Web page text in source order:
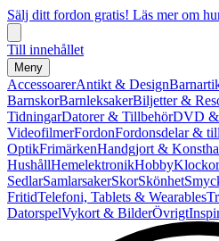
Sälj ditt fordon gratis! Läs mer om
Till innehållet
Meny
AccessoarerAntikt & Design
BarnskorBarnleksakerBiljetter &
TidningarDatorer & TillbehörDVD &
VideofilmerFordonFordonsdelar &
OptikFrimärkenHandgjort &
HushållHemelektronikHobbyKlockor
SedlarSamlarsakerSkorSkönhet
FritidTelefoni, Tablets & Wearables
DatorspelVykort & BilderÖvrigt